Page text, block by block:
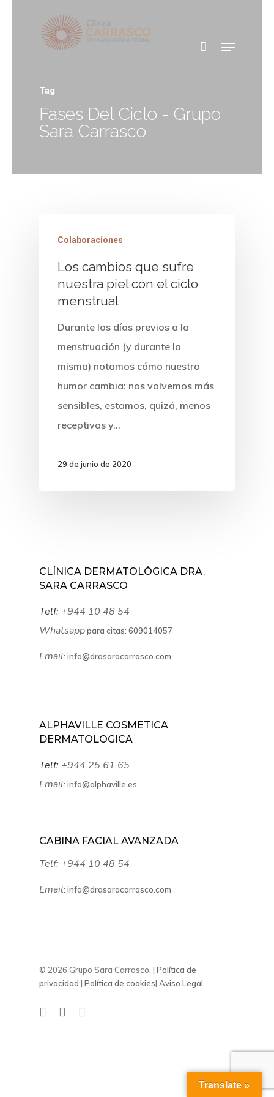
Tag
Fases Del Ciclo - Grupo
Sara Carrasco
Colaboraciones
Los cambios que sufre
nuestra piel con el ciclo
menstrual
Durante los días previos a la
menstruación (y durante la
misma) notamos cómo nuestro
humor cambia: nos volvemos más
sensibles, estamos, quizá, menos
receptivas y…
29 de junio de 2020
CLÍNICA DERMATOLÓGICA DRA.
SARA CARRASCO
Telf: +944 10 48 54
Whatsapppara citas: 609014057
Email: info@drasaracarrasco.com
ALPHAVILLE COSMETICA
DERMATOLOGICA
Telf: +944 25 61 65
Email: info@alphaville.es
CABINA FACIAL AVANZADA
Telf: +944 10 48 54
Email: info@drasaracarrasco.com
© 2026 Grupo Sara Carrasco. | Política de
privacidad | Política de cookies| Aviso Legal
NOSOTROS
Translate »